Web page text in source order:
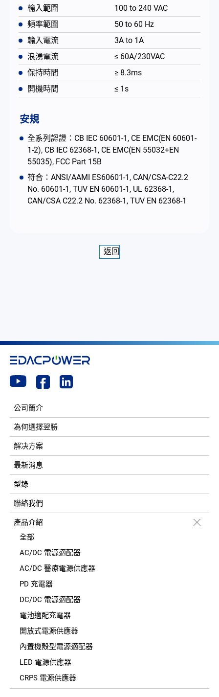
輸入範圍
100 to 240 VAC
頻率範圍
50 to 60 Hz
輸入電流
3A to 1A
浪湧電流
≤ 60A/230VAC
保持時間
≥ 8.3ms
開機時間
≤ 1s
安規
全系列認證：CB IEC 60601-1, CE EMC(EN 60601-
1-2), CB IEC 62368-1, CE EMC(EN 55032+EN
55035), FCC Part 15B
符合：ANSI/AAMI ES60601-1, CAN/CSA-C22.2
No. 60601-1, TUV EN 60601-1, UL 62368-1,
CAN/CSA C22.2 No. 62368-1, TUV EN 62368-1
返回
公司簡介
為何選擇翌勝
解决方案
最新消息
型錄
聯絡我們
產品介紹
全部
AC/DC 電源適配器
AC/DC 醫療電源供應器
PD 充電器
DC/DC 電源適配器
電池適配充電器
開放式電源供應器
內置機殼型電源適配器
LED 電源供應器
CRPS 電源供應器